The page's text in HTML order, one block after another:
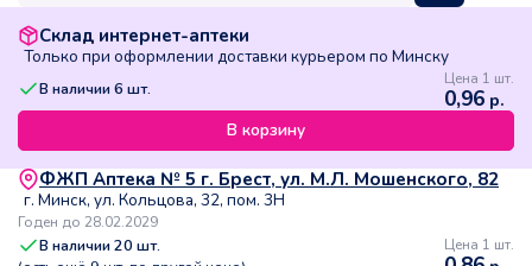
Склад интернет-аптеки
Только при оформлении доставки курьером по Минску
В наличии 6 шт. Цена 1 шт.
0,96 р.
В корзину
ФЖП Аптека № 5 г. Брест, ул. М.Л. Мошенского, 82
г. Минск, ул. Кольцова, 32, пом. 3Н
Годен до 28.02.2029
В наличии20 шт.
Цена 1 шт.